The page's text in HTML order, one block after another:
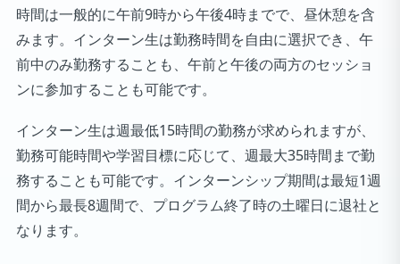
時間は一般的に午前9時から午後4時までで、昼休憩を含
みます。インターン生は勤務時間を自由に選択でき、午
前中のみ勤務することも、午前と午後の両方のセッショ
ンに参加することも可能です。
インターン生は週最低15時間の勤務が求められますが、
勤務可能時間や学習目標に応じて、週最大35時間まで勤
務することも可能です。インターンシップ期間は最短1週
間から最長8週間で、プログラム終了時の土曜日に退社と
なります。